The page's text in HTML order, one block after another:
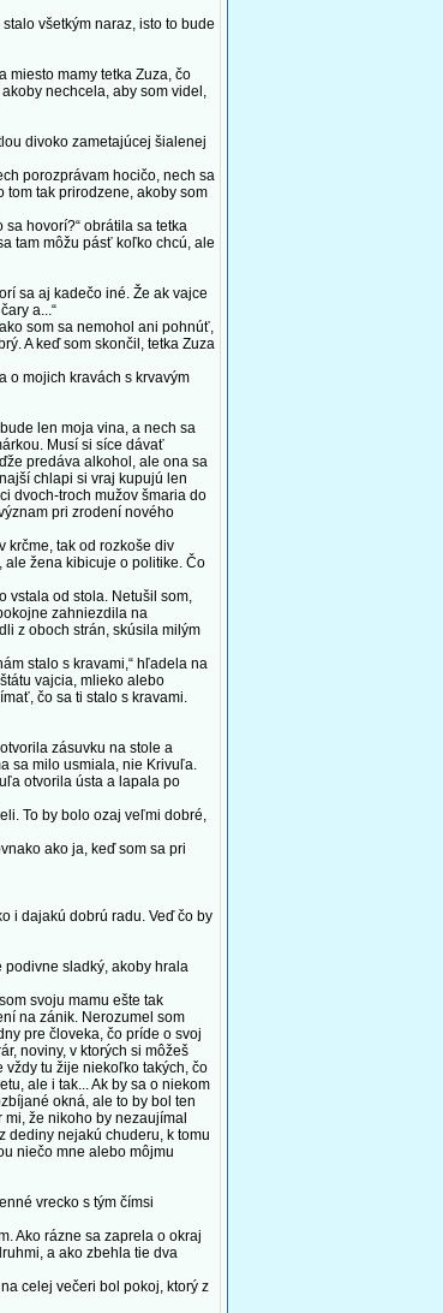
všetkým naraz, isto to bude
miesto mamy tetka Zuza, čo
nechcela, aby som videl,
divoko zametajúcej šialenej
porozprávam hocičo, nech sa
tom tak prirodzene, akoby som
hovorí?“ obrátila sa tetka
tam môžu pásť koľko chcú, ale
sa aj kadečo iné. Že ak vajce
a...“
som sa nemohol ani pohnúť,
A keď som skončil, tetka Zuza
o mojich kravách s krvavým
len moja vina, a nech sa
Musí si síce dávať
predáva alkohol, ale ona sa
chlapi si vraj kupujú len
dvoch-troch mužov šmaria do
pri zrodení nového
krčme, tak od rozkoše div
ale žena kibicuje o politike. Čo
vstala od stola. Netušil som,
zahniezdila na
z oboch strán, skúsila milým
stalo s kravami,“ hľadela na
vajcia, mlieko alebo
čo sa ti stalo s kravami.
zásuvku na stole a
sa milo usmiala, nie Krivuľa.
otvorila ústa a lapala po
To by bolo ozaj veľmi dobré,
ako ja, keď som sa pri
i dajakú dobrú radu. Veď čo by
sladký, akoby hrala
svoju mamu ešte tak
na zánik. Nerozumel som
pre človeka, čo príde o svoj
noviny, v ktorých si môžeš
vždy tu žije niekoľko takých, čo
ale i tak... Ak by sa o niekom
okná, ale to by bol ten
že nikoho by nezaujímal
dediny nejakú chuderu, k tomu
niečo mne alebo môjmu
vrecko s tým čímsi
Ako rázne sa zaprela o okraj
a ako zbehla tie dva
celej večeri bol pokoj, ktorý z